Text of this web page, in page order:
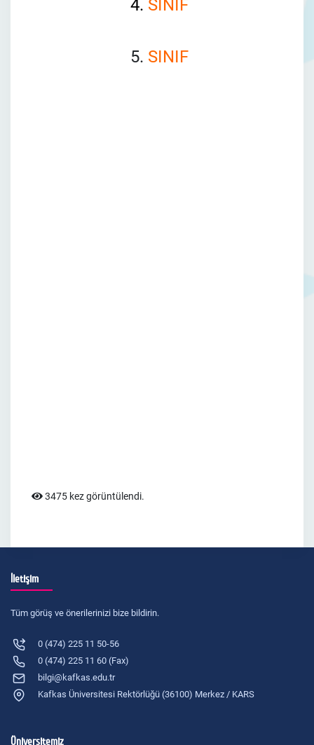
4. SINIF
5. SINIF
3475 kez görüntülendi.
İletişim
Tüm görüş ve önerilerinizi bize bildirin.
0 (474) 225 11 50-56
0 (474) 225 11 60 (Fax)
bilgi@kafkas.edu.tr
Kafkas Üniversitesi Rektörlüğü (36100) Merkez / KARS
Üniversitemiz